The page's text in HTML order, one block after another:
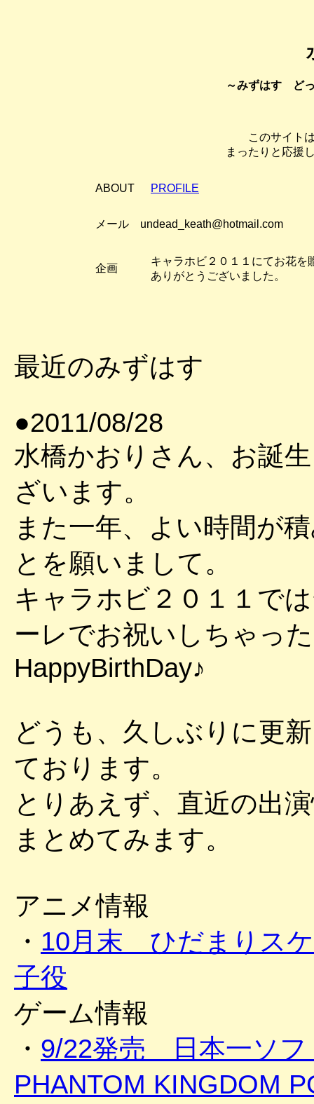
～みずはす ど
このサイト
まったりと応援
ABOUT PROFILE
メール undead_keath@hotmail.com
企画
キャラホビ２０１１にてお花を
ありがとうございました。
最近のみずはす
●2011/08/28
水橋かおりさん、お誕
ざいます。
また一年、よい時間が
とを願いまして。
キャラホビ２０１１で
ーレでお祝いしちゃっ
HappyBirthDay♪
どうも、久しぶりに更
ております。
とりあえず、直近の出
まとめてみます。
アニメ情報
・ 10月末 ひだまりス
子役
ゲーム情報
・ 9/22発売 日本一ソ
PHANTOM KINGDOM